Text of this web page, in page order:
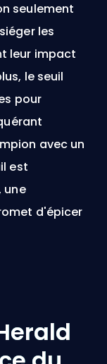
seulement
les
leur impact
le seuil
pour
avec un
est
une
d'épicer